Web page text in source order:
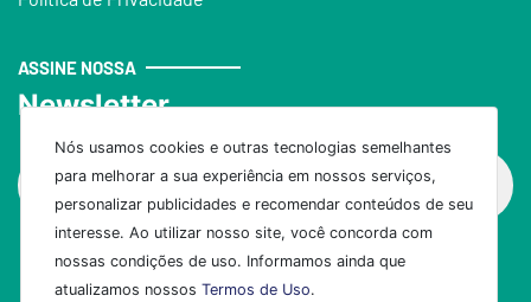
Nós usamos cookies e outras tecnologias semelhantes
para melhorar a sua experiência em nossos serviços,
personalizar publicidades e recomendar conteúdos de seu
interesse. Ao utilizar nosso site, você concorda com
nossas condições de uso. Informamos ainda que
atualizamos nossos Termos de Uso.
ASSINE NOSSA
Newsletter
Assinar